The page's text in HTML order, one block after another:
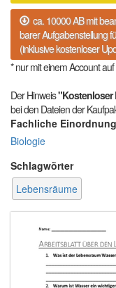
ca. 10000 AB mit
barer Aufgabenstellung
(inklusive kostenloser
* nur mit einem Account
Der Hinweis"Kostenloser
bei den Dateien der
Fachliche Einordnung
Biologie
Schlagwörter
Lebensräume